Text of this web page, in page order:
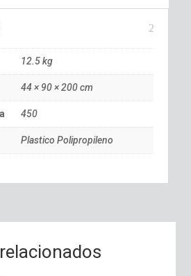
12.5 kg
44 × 90 × 200 cm
450
Plastico Polipropileno